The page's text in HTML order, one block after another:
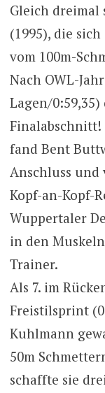
Gleich dreimal
(1995), die
vom 100m-
Nach OWL-
Lagen/
fand Bent
Anschluss
Kopf-an-Kopf-
Wuppertaler
in den
Trainer.
Als 7. im
Freistilsprint
Kuhlmann
50m
schaffte sie